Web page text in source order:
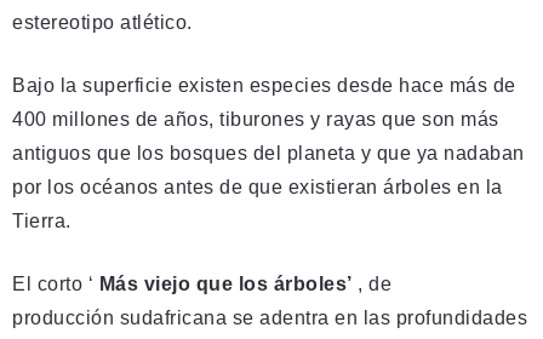
estereotipo atlético.
Bajo la superficie existen especies desde hace más de
400 millones de años, tiburones y rayas que son más
antiguos que los bosques del planeta y que ya nadaban
por los océanos antes de que existieran árboles en la
Tierra.
El corto ‘ Más viejo que los árboles’ , de
producción sudafricana se adentra en las profundidades